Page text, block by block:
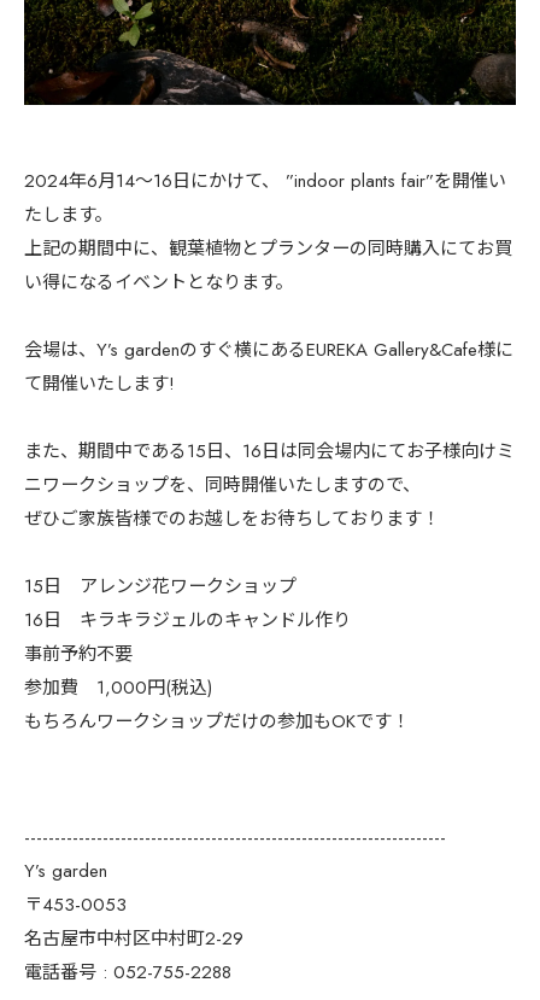
2024年6月14～16日にかけて、 ”indoor plants fair”を開催い
たします。
上記の期間中に、観葉植物とプランターの同時購入にてお買
い得になるイベントとなります。
会場は、Y’s gardenのすぐ横にあるEUREKA Gallery&Cafe様に
て開催いたします!
また、期間中である15日、16日は同会場内にてお子様向けミ
ニワークショップを、同時開催いたしますので、
ぜひご家族皆様でのお越しをお待ちしております！
15日 アレンジ花ワークショップ
16日 キラキラジェルのキャンドル作り
事前予約不要
参加費 1,000円(税込)
もちろんワークショップだけの参加もOKです！
----------------------------------------------------------------------
Y’s garden
〒453-0053
名古屋市中村区中村町2-29
電話番号 : 052-755-2288